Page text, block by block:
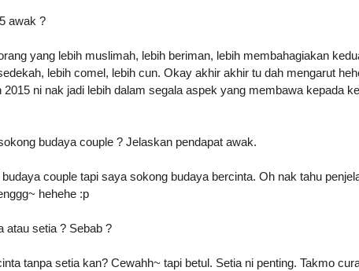
awak ?
yang lebih muslimah, lebih beriman, lebih membahagiakan
lebih comel, lebih cun. Okay akhir akhir tu dah mengarut
ni nak jadi lebih dalam segala aspek yang membawa kepada
budaya couple ? Jelaskan pendapat awak.
couple tapi saya sokong budaya bercinta. Oh nak tahu
hehehe :p
atau setia ? Sebab ?
tanpa setia kan? Cewahh~ tapi betul. Setia ni penting. Takmo